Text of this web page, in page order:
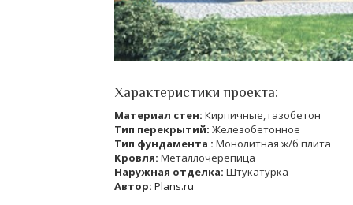
Характеристики проекта:
Материал стен: Кирпичные, газобетон
Тип перекрытий: Железобетонное
Тип фундамента : Монолитная ж/б плита
Кровля: Металлочерепица
Наружная отделка: Штукатурка
Автор: Plans.ru